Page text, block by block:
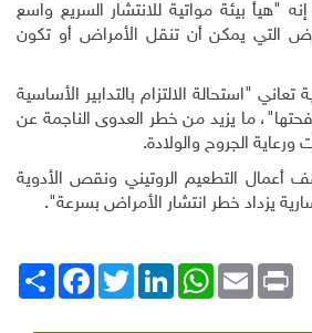
"هيأ بيئة مواتية للانتشار السريع واسع
التي يمكن أن تنقل الأمراض أو تكون
"استحالة الالتزام بالتدابير الأساسية
ما يزيد من خطر العدوى الناجمة عن
ورعاية الجروح والولادة.
التطعيم الروتيني ونقص الأدوية
يزداد خطر انتشار الأمراض بسرعة".
انشر
FacebookTwitterLinkedIn
WhatsAppEmail Print